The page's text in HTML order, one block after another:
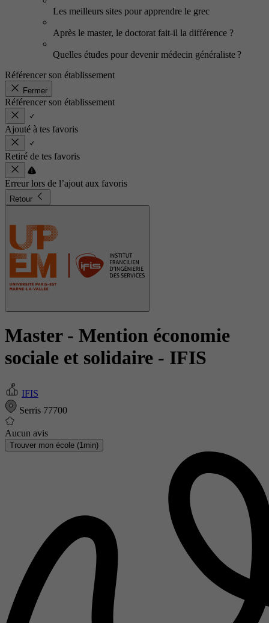
Les meilleurs sites pour apprendre le grec
Après le master, le doctorat fait-il la différence ?
Quelles études pour devenir médecin généraliste ?
Référencer son établissement
Fermer
Référencer son établissement
Ajouté à tes favoris
Retiré de tes favoris
Erreur lors de l’ajout aux favoris
Retour
Master - Mention économie
sociale et solidaire - IFIS
IFIS
Serris 77700
Aucun avis
Trouver mon école (1min)